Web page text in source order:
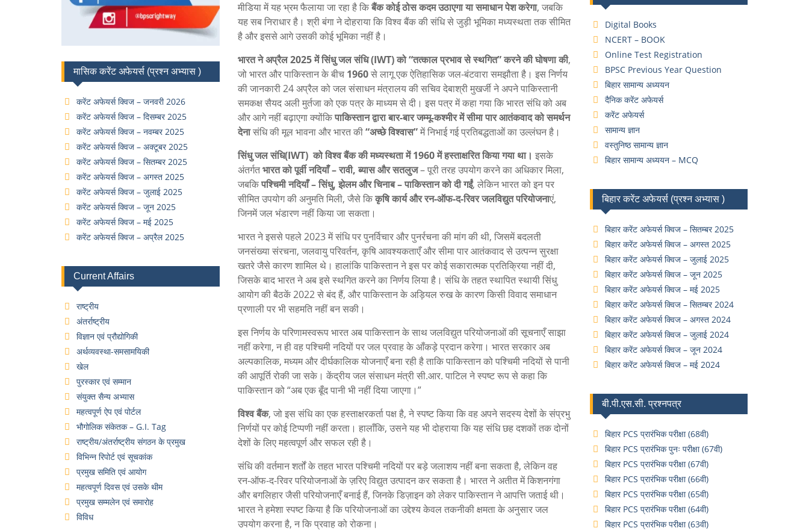
मीडिया में यह भ्रम फैलाया जा रहा है किबैंक कोई ठोस कदम उठाएगा या समाधान पेश करेगा, जबकि
यह सब निराधार है। श्री बंगा ने दोहराया कि विश्व बैंक की संधि से जुड़ी भूमिका मध्यस्थता तक सीमित
है और इससे आगे उसकी कोई भूमिका नहीं है।
भारत ने अप्रैल 2025 में सिंधु जल संधि (IWT) को “तत्काल प्रभाव से स्थगित” करने की घोषणा की,
जो भारत और पाकिस्तान के बीच 1960से लागू एक ऐतिहासिक जल-बंटवारा समझौता है। इस निर्णय
की जानकारी 24 अप्रैल को जल संसाधन मंत्रालय की सचिव देबाश्री मुखर्जी ने अपने पाकिस्तानी
समकक्ष सैयद अली मुर्तजा को एक पत्र के माध्यम से दी। इस पत्र में कहा गया कि भारत संधि को अब
और आगे नहीं बढ़ाएगा क्योंकिपाकिस्तान द्वारा बार-बार जम्मू-कश्मीर में सीमा पार आतंकवाद को समर्थन
देनासंधि की मूल भावना और भारत की“अच्छे विश्वास”में निभाई गई प्रतिबद्धताओं का उल्लंघन है।
सिंधु जल संधि(IWT) को विश्व बैंक की मध्यस्थता में 1960 में हस्ताक्षरित किया गया था। इसके
अंतर्गतभारत को पूर्वी नदियाँ – रावी, ब्यास और सतलुज– पूरी तरह उपयोग करने का अधिकार मिला,
जबकिपश्चिमी नदियाँ – सिंधु, झेलम और चिनाब – पाकिस्तान को दी गईं, लेकिन भारत को इन पर
सीमित उपयोग की अनुमति मिली, जैसे किकृषि कार्य और रन-ऑफ-द-रिवर जलविद्युत परियोजनाएं,
जिनमें जल भंडारण नहीं किया जा सकता।
भारत ने इससे पहले 2023 में संधि पर पुनर्विचार और पुनर्रचना की मांग की थी, जिसमें बदलती
जनसंख्या संरचना, जलवायु परिवर्तन, कृषि आवश्यकताएँ और सीमा पार आतंकवाद से उत्पन्न सुरक्षा
खतरे जैसे कारण शामिल थे। हालांकि पाकिस्तान ने इस पर कोई सकारात्मक प्रतिक्रिया नहीं दी,
जिसके बाद भारत ने अब इसे स्थगित करने का निर्णय लिया है। संधि के तहत स्थापित स्थायी सिंधु
आयोग की बैठकें 2022 से बंद हैं, और पाकिस्तान के अड़ियल रुख के कारण किसी विवाद समाधान
प्रणाली पर भी सहमति नहीं बन सकी।
इस निर्णय के परिणामस्वरूप भारत अब पाकिस्तान के साथ जलविद्युत परियोजनाओं की सूचनाएँ साझा
नहीं करेगा, न ही वह पश्चिमी नदियों पर जल प्रवाह के आँकड़े प्रदान करेगा। भारत सरकार अब
अल्पकालिक, मध्यम और दीर्घकालिक योजनाएँ बना रही है ताकि पाकिस्तान को पश्चिमी नदियों से पानी
की आपूर्ति रोकी जा सके। केंद्रीय जल संसाधन मंत्री सी.आर. पाटिल ने स्पष्ट रूप से कहा कि
पाकिस्तान को “अब एक बूँद पानी भी नहीं दिया जाएगा।”
विश्व बैंक, जो इस संधि का एक हस्ताक्षरकर्ता पक्ष है, ने स्पष्ट किया कि वह अपने सदस्य देशों के संप्रभु
निर्णयों पर कोई टिप्पणी नहीं करता। हालाँकि, उसने यह भी दोहराया कि यह संधि छह दशकों तक दोनों
देशों के लिए महत्वपूर्ण और सफल रही है।
संधि की वर्तमान शर्तों के तहत भारत पश्चिमी नदियों पर बड़े जलाशय नहीं बना सकता है, लेकिन वह
रन-ऑफ-द-रिवर परियोजनाओं के ज़रिए विद्युत उत्पादन कर सकता है। भारत ने अतीत में किशनगंगा
और बगलिहार जैसी परियोजनाएँ बनाई हैं, जिनके डिज़ाइन को लेकर पाकिस्तान ने आपत्ति जताई थी।
भारत ने हमेशा स्पष्ट किया है कि परियोजनाओं का उद्देश्य केवल तकनीकी क्षमता के अनुसार जल
उपयोग करना है, न कि प्रवाह को रोकना।
Digital Books
NCERT – BOOK
Online Test Registration
BPSC Previous Year Question
बिहार सामान्य अध्ययन
दैनिक करेंट अफेयर्स
करेंट अफेयर्स
सामान्य ज्ञान
वस्तुनिष्ठ सामान्य ज्ञान
बिहार सामान्य अध्ययन – MCQ
बिहार करेंट अफेयर्स (प्रश्न अभ्यास )
बिहार करेंट अफेयर्स क्विज – सितम्बर 2025
बिहार करेंट अफेयर्स क्विज – अगस्त 2025
बिहार करेंट अफेयर्स क्विज – जुलाई 2025
बिहार करेंट अफेयर्स क्विज – जून 2025
बिहार करेंट अफेयर्स क्विज – मई 2025
बिहार करेंट अफेयर्स क्विज – सितम्बर 2024
बिहार करेंट अफेयर्स क्विज – अगस्त 2024
बिहार करेंट अफेयर्स क्विज – जुलाई 2024
बिहार करेंट अफेयर्स क्विज – जून 2024
बिहार करेंट अफेयर्स क्विज – मई 2024
बी.पी.एस.सी. प्रश्नपत्र
बिहार PCS प्रारंभिक परीक्षा (68वी)
बिहार PCS प्रारंभिक पुनः परीक्षा (67वी)
बिहार PCS प्रारंभिक परीक्षा (67वी)
बिहार PCS प्रारंभिक परीक्षा (66वी)
बिहार PCS प्रारंभिक परीक्षा (65वी)
बिहार PCS प्रारंभिक परीक्षा (64वी)
बिहार PCS प्रारंभिक परीक्षा (63वी)
मासिक करेंट अफेयर्स (प्रश्न अभ्यास )
करेंट अफेयर्स क्विज – जनवरी 2026
करेंट अफेयर्स क्विज – दिसम्बर 2025
करेंट अफेयर्स क्विज – नवम्बर 2025
करेंट अफेयर्स क्विज – अक्टूबर 2025
करेंट अफेयर्स क्विज – सितम्बर 2025
करेंट अफेयर्स क्विज – अगस्त 2025
करेंट अफेयर्स क्विज – जुलाई 2025
करेंट अफेयर्स क्विज – जून 2025
करेंट अफेयर्स क्विज – मई 2025
करेंट अफेयर्स क्विज – अप्रैल 2025
Current Affairs
राष्ट्रीय
अंतर्राष्ट्रीय
विज्ञान एवं प्रौद्योगिकी
अर्थव्यवस्था-समसामयिकी
खेल
पुरस्कार एवं सम्मान
संयुक्त सैन्य अभ्यास
महत्वपूर्ण ऐप एवं पोर्टल
भौगोलिक संकेतक – G.I. Tag
राष्ट्रीय/अंतर्राष्ट्रीय संगठन के प्रमुख
विभिन्न रिपोर्ट एवं सूचकांक
प्रमुख समिति एवं आयोग
महत्वपूर्ण दिवस एवं उसके थीम
प्रमुख सम्मलेन एवं समारोह
विविध